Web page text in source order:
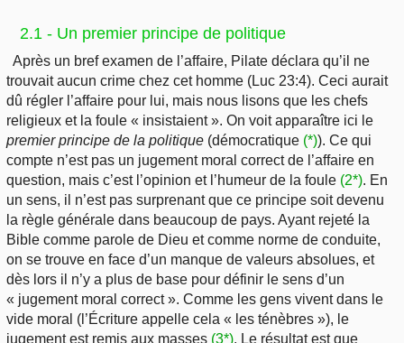
2.1 - Un premier principe de politique
Après un bref examen de l’affaire, Pilate déclara qu’il ne
trouvait aucun crime chez cet homme (Luc 23:4). Ceci aurait
dû régler l’affaire pour lui, mais nous lisons que les chefs
religieux et la foule « insistaient ». On voit apparaître ici le
premier principe de la politique (démocratique (*)). Ce qui
compte n’est pas un jugement moral correct de l’affaire en
question, mais c’est l’opinion et l’humeur de la foule (2*). En
un sens, il n’est pas surprenant que ce principe soit devenu
la règle générale dans beaucoup de pays. Ayant rejeté la
Bible comme parole de Dieu et comme norme de conduite,
on se trouve en face d’un manque de valeurs absolues, et
dès lors il n’y a plus de base pour définir le sens d’un
« jugement moral correct ». Comme les gens vivent dans le
vide moral (l’Écriture appelle cela « les ténèbres »), le
jugement est remis aux masses (3*). Le résultat est que